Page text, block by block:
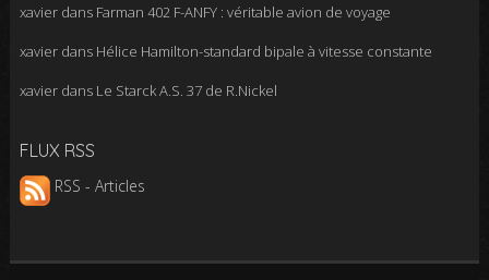
xavierdans Farman 402 F-ANFY : véritable avion de voyage
xavierdans Hélice Hamilton-standard bipale à vitesse constante
xavierdans Le Starck A.S. 37 de R.Nickel
FLUX RSS
RSS - Articles